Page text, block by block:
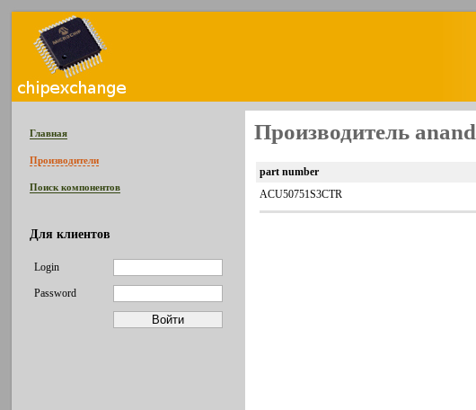
Главная
Производители
Поиск компонентов
Для клиентов
Login
Password
Производитель anand
part number
ACU50751S3CTR